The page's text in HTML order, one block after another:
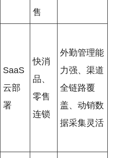
售
SaaS
云部
署
快消
品、
零售
连锁
外勤管理能
力强、渠道
全链路覆
盖、动销数
据采集灵活